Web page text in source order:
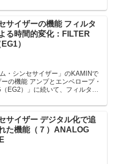
サイザーの機能 フィルタ
る時間的変化：FILTER
）
・シンセサイザー」のKAMINで
EG2）」に続いて、フィルター
サイザー デジタル化で追
た機能（７）ANALOG